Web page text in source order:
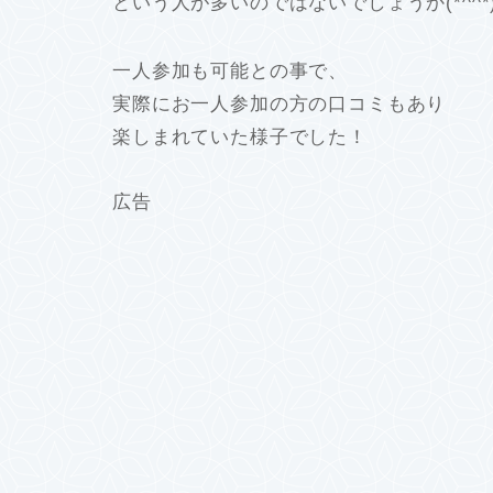
一人参加も可能との事で、
実際にお一人参加の方の口コミもあり
楽しまれていた様子でした！
広告